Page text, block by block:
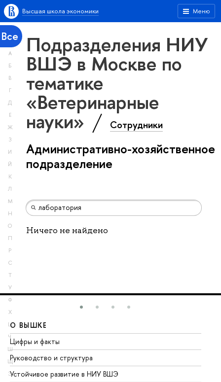
Меню
Высшая школа экономики
Все
А
Б
В
Г
Д
Е
Ж
З
И
Й
К
Л
М
Н
О
П
Р
С
Т
У
Ф
Х
Ц
Ч
Ш
Щ
Э
Подразделения НИУ
ВШЭ в Москве по
тематике
«Ветеринарные
науки» Сотрудники
Административно-хозяйственное
подразделение
Ничего не найдено
О ВЫШКЕ
Цифры и факты
Руководство и структура
Устойчивое развитие в НИУ ВШЭ